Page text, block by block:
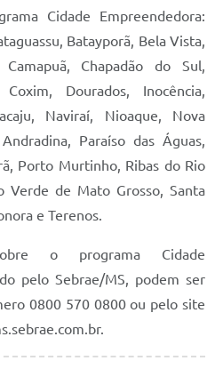
Cidade Empreendedora:
Batayporã, Bela Vista,
Camapuã, Chapadão do Sul,
Dourados, Inocência,
Naviraí, Nioaque, Nova
Paraíso das Águas,
Porto Murtinho, Ribas do Rio
Verde de Mato Grosso, Santa
e Terenos.
o programa Cidade
pelo Sebrae/MS, podem ser
0800 570 0800 ou pelo site